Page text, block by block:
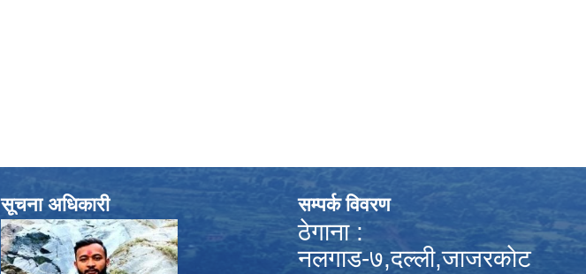
सूचना अधिकारी सम्पर्क विवरण
ठेगाना :
नलगाड-७,दल्ली,जाजरकाेट